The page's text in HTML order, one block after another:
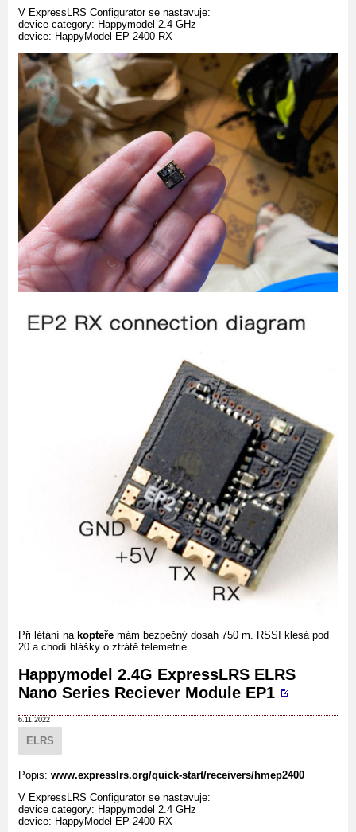
V ExpressLRS Configurator se nastavuje:
device category: Happymodel 2.4 GHz
device: HappyModel EP 2400 RX
Při létání na kopteře mám bezpečný dosah 750 m. RSSI klesá pod
20 a chodí hlášky o ztrátě telemetrie.
Happymodel 2.4G ExpressLRS ELRS
Nano Series Reciever Module EP1
6.11.2022
ELRS
Popis: www.expresslrs.org/quick-start/receivers/hmep2400
V ExpressLRS Configurator se nastavuje:
device category: Happymodel 2.4 GHz
device: HappyModel EP 2400 RX